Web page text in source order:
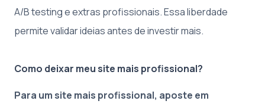
A/B testing e extras profissionais. Essa liberdade
permite validar ideias antes de investir mais.
Como deixar meu site mais profissional?
Para um site mais profissional, aposte em